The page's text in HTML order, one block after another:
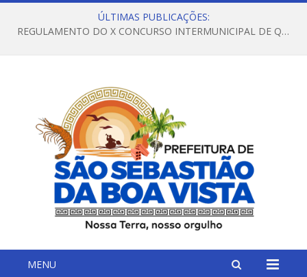
ÚLTIMAS PUBLICAÇÕES:
REGULAMENTO DO X CONCURSO INTERMUNICIPAL DE QUADRILHAS JUNINAS – 2026 – ARRAIÁ DA VENEZA
MENU